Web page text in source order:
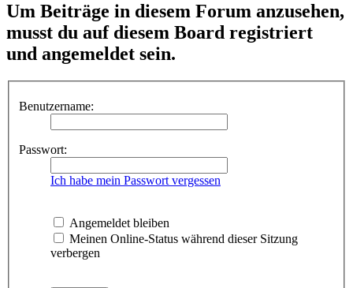
Um Beiträge in diesem Forum anzusehen,
musst du auf diesem Board registriert
und angemeldet sein.
Benutzername:
Passwort:
Ich habe mein Passwort vergessen
Angemeldet bleiben
Meinen Online-Status während dieser Sitzung
verbergen